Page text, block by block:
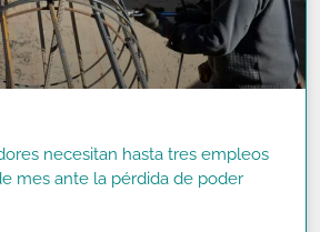
necesitan hasta tres empleos
mes ante la pérdida de poder